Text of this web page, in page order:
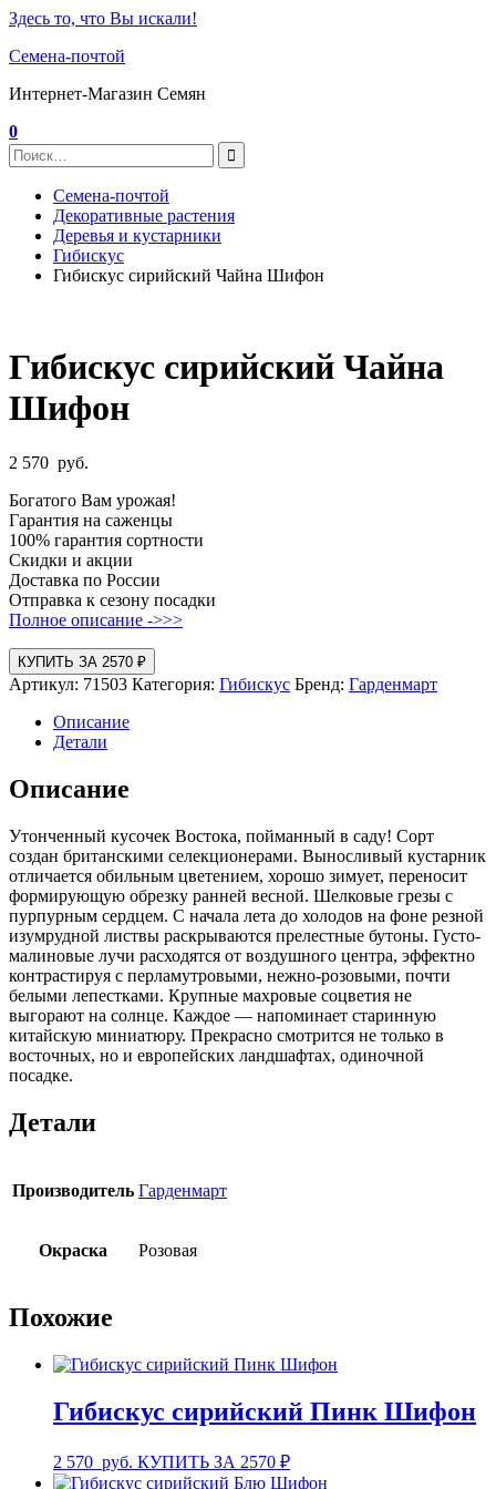
Здесь то, что Вы искали!
Семена-почтой
Интернет-Магазин Семян
0
Семена-почтой
Декоративные растения
Деревья и кустарники
Гибискус
Гибискус сирийский Чайна Шифон
Гибискус сирийский Чайна
Шифон
2 570 руб.
Богатого Вам урожая!
Гарантия на саженцы
100% гарантия сортности
Скидки и акции
Доставка по России
Отправка к сезону посадки
Полное описание ->>>
КУПИТЬ ЗА 2570 ₽
Артикул: 71503 Категория: Гибискус Бренд: Гарденмарт
Описание
Детали
Описание
Утонченный кусочек Востока, пойманный в саду! Сорт
создан британскими селекционерами. Выносливый кустарник
отличается обильным цветением, хорошо зимует, переносит
формирующую обрезку ранней весной. Шелковые грезы с
пурпурным сердцем. С начала лета до холодов на фоне резной
изумрудной листвы раскрываются прелестные бутоны. Густо-
малиновые лучи расходятся от воздушного центра, эффектно
контрастируя с перламутровыми, нежно-розовыми, почти
белыми лепестками. Крупные махровые соцветия не
выгорают на солнце. Каждое — напоминает старинную
китайскую миниатюру. Прекрасно смотрится не только в
восточных, но и европейских ландшафтах, одиночной
посадке.
Детали
Производитель Гарденмарт
Окраска Розовая
Похожие
Гибискус сирийский Пинк Шифон
2 570 руб. КУПИТЬ ЗА 2570 ₽